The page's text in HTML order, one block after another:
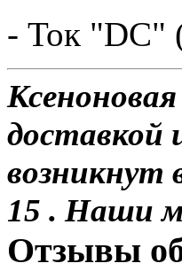
- Ток "DC"
доставкой
возникнут
15 . Наши
Отзывы